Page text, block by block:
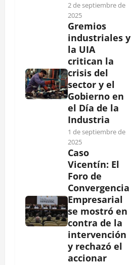
2 de septiembre de
2025
Gremios
industriales y
la UIA
critican la
crisis del
sector y el
Gobierno en
el Día de la
Industria
1 de septiembre de
2025
Caso
Vicentín: El
Foro de
Convergencia
Empresarial
se mostró en
contra de la
intervención
y rechazó el
accionar